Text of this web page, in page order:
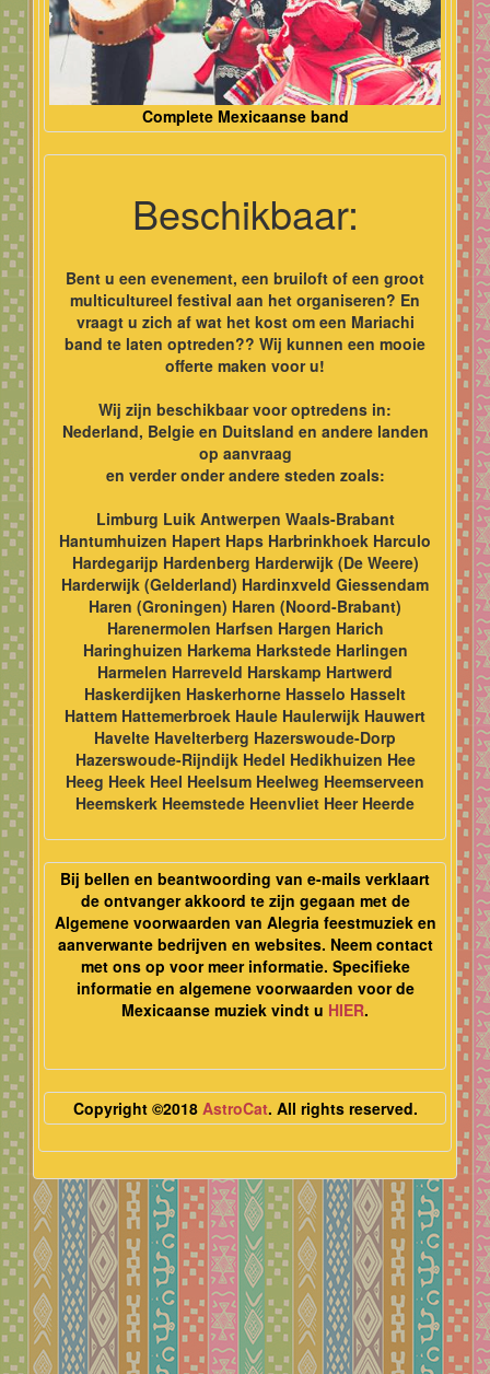
Complete Mexicaanse band
Beschikbaar:
Bent u een evenement, een bruiloft of een groot
multicultureel festival aan het organiseren? En
vraagt u zich af wat het kost om een Mariachi
band te laten optreden?? Wij kunnen een mooie
offerte maken voor u!
Wij zijn beschikbaar voor optredens in:
Nederland, Belgie en Duitsland en andere landen
op aanvraag
en verder onder andere steden zoals:
Limburg Luik Antwerpen Waals-Brabant
Hantumhuizen Hapert Haps Harbrinkhoek Harculo
Hardegarijp Hardenberg Harderwijk (De Weere)
Harderwijk (Gelderland) Hardinxveld Giessendam
Haren (Groningen) Haren (Noord-Brabant)
Harenermolen Harfsen Hargen Harich
Haringhuizen Harkema Harkstede Harlingen
Harmelen Harreveld Harskamp Hartwerd
Haskerdijken Haskerhorne Hasselo Hasselt
Hattem Hattemerbroek Haule Haulerwijk Hauwert
Havelte Havelterberg Hazerswoude-Dorp
Hazerswoude-Rijndijk Hedel Hedikhuizen Hee
Heeg Heek Heel Heelsum Heelweg Heemserveen
Heemskerk Heemstede Heenvliet Heer Heerde
Bij bellen en beantwoording van e-mails verklaart
de ontvanger akkoord te zijn gegaan met de
Algemene voorwaarden van Alegria feestmuziek en
aanverwante bedrijven en websites. Neem contact
met ons op voor meer informatie. Specifieke
informatie en algemene voorwaarden voor de
Mexicaanse muziek vindt u HIER.
Copyright ©2018 AstroCat. All rights reserved.